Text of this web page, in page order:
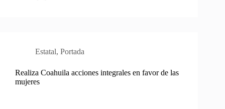
Estatal, Portada
Realiza Coahuila acciones integrales en favor de las
mujeres